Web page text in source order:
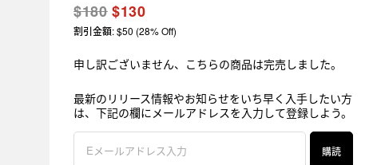
$180$130
割引金額: $50 (28% Off)
申し訳ございません、こちらの商品は完売しました。
最新のリリース情報やお知らせをいち早く入手したい方
は、下記の欄にメールアドレスを入力して登録しよう。
購読